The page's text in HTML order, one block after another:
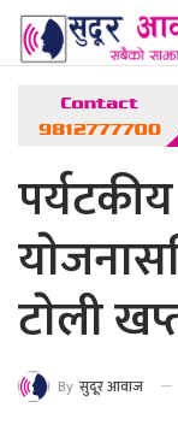
टाेली
By सुदूर आवाज